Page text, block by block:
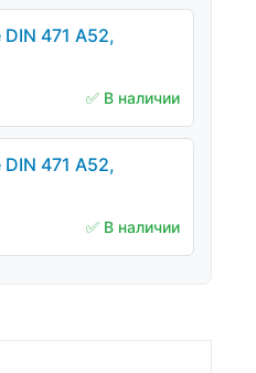
471 А52,
✅ В наличии
471 А52,
✅ В наличии